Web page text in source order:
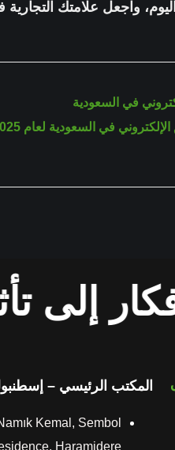
واجعل علامتك
في السعودية
في السعودية لعام 2025
إلى
المكتب الرئيسي –
Kemal, Sembol
Haramidere